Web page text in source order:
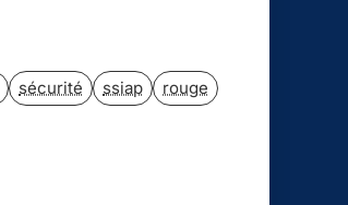
sécurité ssiap rouge